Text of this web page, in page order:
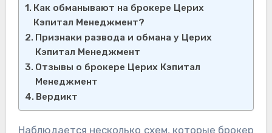
Как обманывают на брокере Церих
Кэпитал Менеджмент?
Признаки развода и обмана у Церих
Кэпитал Менеджмент
Отзывы о брокере Церих Кэпитал
Менеджмент
Вердикт
Наблюдается несколько схем, которые брокер